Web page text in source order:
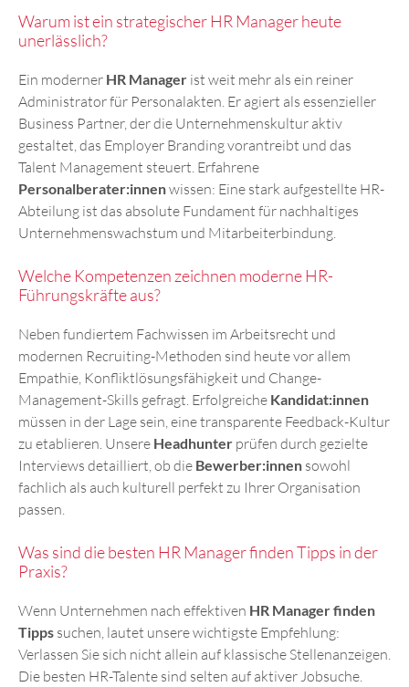
Warum ist ein strategischer HR Manager heute
unerlässlich?
Ein moderner HR Manager ist weit mehr als ein reiner
Administrator für Personalakten. Er agiert als essenzieller
Business Partner, der die Unternehmenskultur aktiv
gestaltet, das Employer Branding vorantreibt und das
Talent Management steuert. Erfahrene
Personalberater:innenwissen: Eine stark aufgestellte HR-
Abteilung ist das absolute Fundament für nachhaltiges
Unternehmenswachstum und Mitarbeiterbindung.
Welche Kompetenzen zeichnen moderne HR-
Führungskräfte aus?
Neben fundiertem Fachwissen im Arbeitsrecht und
modernen Recruiting-Methoden sind heute vor allem
Empathie, Konfliktlösungsfähigkeit und Change-
Management-Skills gefragt. Erfolgreiche Kandidat:innen
müssen in der Lage sein, eine transparente Feedback-Kultur
zu etablieren. Unsere Headhunter prüfen durch gezielte
Interviews detailliert, ob die Bewerber:innen sowohl
fachlich als auch kulturell perfekt zu Ihrer Organisation
passen.
Was sind die besten HR Manager finden Tipps in der
Praxis?
Wenn Unternehmen nach effektiven HR Manager finden
Tipps suchen, lautet unsere wichtigste Empfehlung:
Verlassen Sie sich nicht allein auf klassische Stellenanzeigen.
Die besten HR-Talente sind selten auf aktiver Jobsuche.